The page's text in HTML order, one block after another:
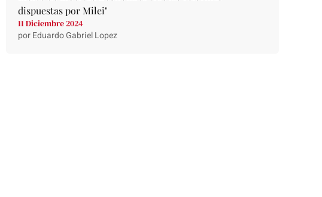
dispuestas por Milei"
11 Diciembre 2024
por Eduardo Gabriel Lopez